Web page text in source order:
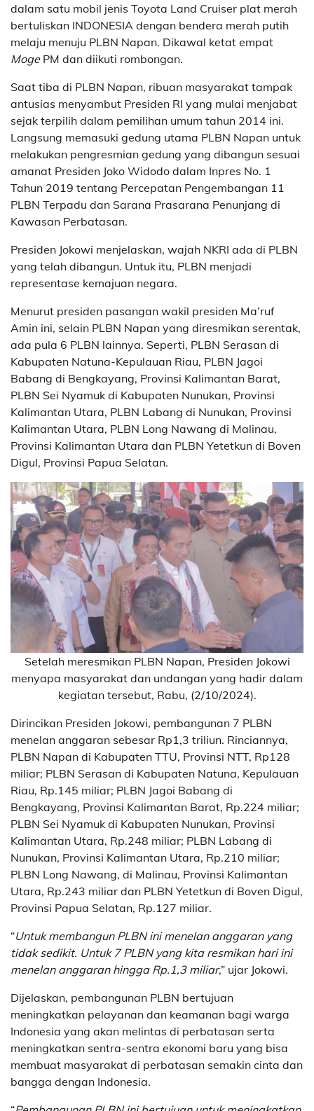
dalam satu mobil jenis Toyota Land Cruiser plat merah
bertuliskan INDONESIA dengan bendera merah putih
melaju menuju PLBN Napan. Dikawal ketat empat
MogePM dan diikuti rombongan.
Saat tiba di PLBN Napan, ribuan masyarakat tampak
antusias menyambut Presiden RI yang mulai menjabat
sejak terpilih dalam pemilihan umum tahun 2014 ini.
Langsung memasuki gedung utama PLBN Napan untuk
melakukan pengresmian gedung yang dibangun sesuai
amanat Presiden Joko Widodo dalam Inpres No. 1
Tahun 2019 tentang Percepatan Pengembangan 11
PLBN Terpadu dan Sarana Prasarana Penunjang di
Kawasan Perbatasan.
Presiden Jokowi menjelaskan, wajah NKRI ada di PLBN
yang telah dibangun. Untuk itu, PLBN menjadi
representase kemajuan negara.
Menurut presiden pasangan wakil presiden Ma’ruf
Amin ini, selain PLBN Napan yang diresmikan serentak,
ada pula 6 PLBN lainnya. Seperti, PLBN Serasan di
Kabupaten Natuna-Kepulauan Riau, PLBN Jagoi
Babang di Bengkayang, Provinsi Kalimantan Barat,
PLBN Sei Nyamuk di Kabupaten Nunukan, Provinsi
Kalimantan Utara, PLBN Labang di Nunukan, Provinsi
Kalimantan Utara, PLBN Long Nawang di Malinau,
Provinsi Kalimantan Utara dan PLBN Yetetkun di Boven
Digul, Provinsi Papua Selatan.
Setelah meresmikan PLBN Napan, Presiden Jokowi
menyapa masyarakat dan undangan yang hadir dalam
kegiatan tersebut, Rabu, (2/10/2024).
Dirincikan Presiden Jokowi, pembangunan 7 PLBN
menelan anggaran sebesar Rp1,3 triliun. Rinciannya,
PLBN Napan di Kabupaten TTU, Provinsi NTT, Rp128
miliar; PLBN Serasan di Kabupaten Natuna, Kepulauan
Riau, Rp.145 miliar; PLBN Jagoi Babang di
Bengkayang, Provinsi Kalimantan Barat, Rp.224 miliar;
PLBN Sei Nyamuk di Kabupaten Nunukan, Provinsi
Kalimantan Utara, Rp.248 miliar; PLBN Labang di
Nunukan, Provinsi Kalimantan Utara, Rp.210 miliar;
PLBN Long Nawang, di Malinau, Provinsi Kalimantan
Utara, Rp.243 miliar dan PLBN Yetetkun di Boven Digul,
Provinsi Papua Selatan, Rp.127 miliar.
“Untuk membangun PLBN ini menelan anggaran yang
tidak sedikit. Untuk 7 PLBN yang kita resmikan hari ini
menelan anggaran hingga Rp.1,3 miliar,” ujar Jokowi.
Dijelaskan, pembangunan PLBN bertujuan
meningkatkan pelayanan dan keamanan bagi warga
Indonesia yang akan melintas di perbatasan serta
meningkatkan sentra-sentra ekonomi baru yang bisa
membuat masyarakat di perbatasan semakin cinta dan
bangga dengan Indonesia.